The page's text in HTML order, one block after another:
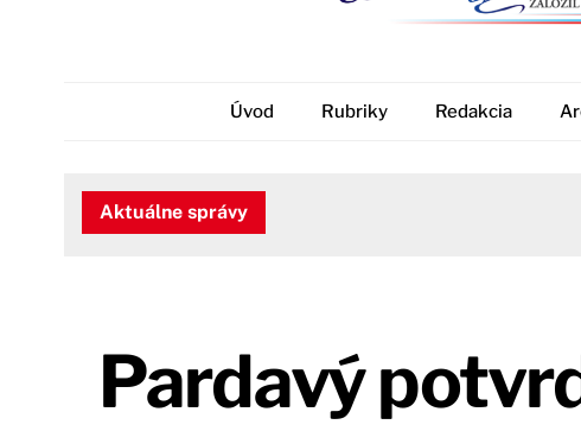
Úvod Rubriky Redakcia
Aktuálne správy
Pardavý